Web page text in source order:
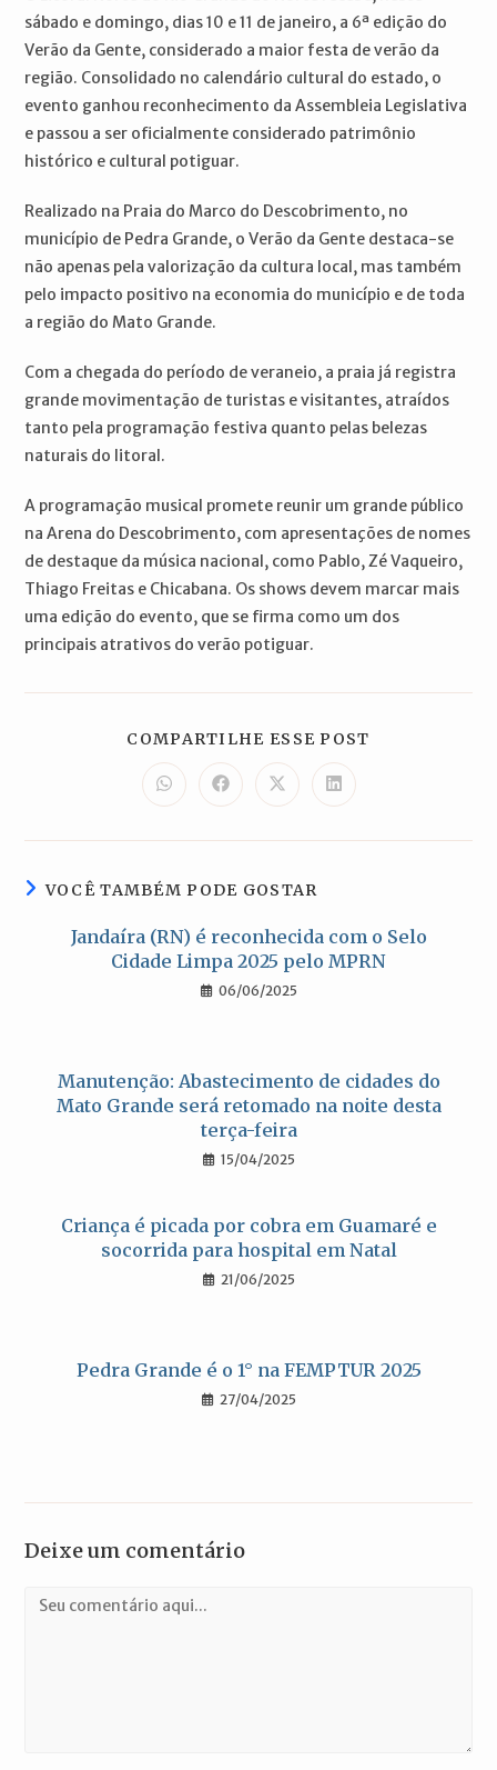
sábado e domingo, dias 10 e 11 de janeiro, a 6ª edição do
Verão da Gente, considerado a maior festa de verão da
região. Consolidado no calendário cultural do estado, o
evento ganhou reconhecimento da Assembleia Legislativa
e passou a ser oficialmente considerado patrimônio
histórico e cultural potiguar.
Realizado na Praia do Marco do Descobrimento, no
município de Pedra Grande, o Verão da Gente destaca-se
não apenas pela valorização da cultura local, mas também
pelo impacto positivo na economia do município e de toda
a região do Mato Grande.
Com a chegada do período de veraneio, a praia já registra
grande movimentação de turistas e visitantes, atraídos
tanto pela programação festiva quanto pelas belezas
naturais do litoral.
A programação musical promete reunir um grande público
na Arena do Descobrimento, com apresentações de nomes
de destaque da música nacional, como Pablo, Zé Vaqueiro,
Thiago Freitas e Chicabana. Os shows devem marcar mais
uma edição do evento, que se firma como um dos
principais atrativos do verão potiguar.
COMPARTILHE ESSE POST
Abre
em
nova
Abre
em
nova
Abre
em
nova
Abre
em
nova
VOCÊ TAMBÉM PODE GOSTAR
Jandaíra (RN) é reconhecida com o Selo
Cidade Limpa 2025 pelo MPRN
06/06/2025
Manutenção: Abastecimento de cidades do
Mato Grande será retomado na noite desta
terça-feira
15/04/2025
Criança é picada por cobra em Guamaré e
socorrida para hospital em Natal
21/06/2025
Pedra Grande é o 1° na FEMPTUR 2025
27/04/2025
Deixe um comentário
Comentário